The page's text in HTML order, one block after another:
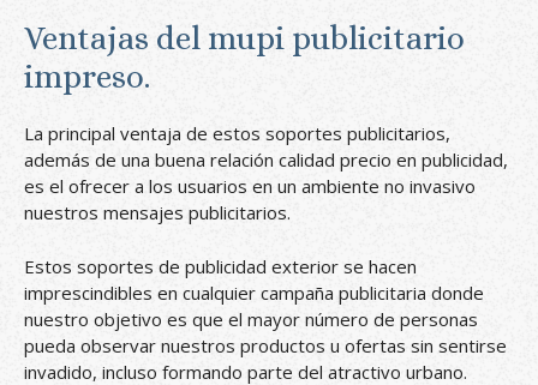
Ventajas del mupi publicitario
impreso.
La principal ventaja de estos soportes publicitarios,
además de una buena relación calidad precio en publicidad,
es el ofrecer a los usuarios en un ambiente no invasivo
nuestros mensajes publicitarios.
Estos soportes de publicidad exterior se hacen
imprescindibles en cualquier campaña publicitaria donde
nuestro objetivo es que el mayor número de personas
pueda observar nuestros productos u ofertas sin sentirse
invadido, incluso formando parte del atractivo urbano.